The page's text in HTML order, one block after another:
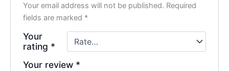
Your email address will not be published. Required
fields are marked *
Your
rating *
Your review *